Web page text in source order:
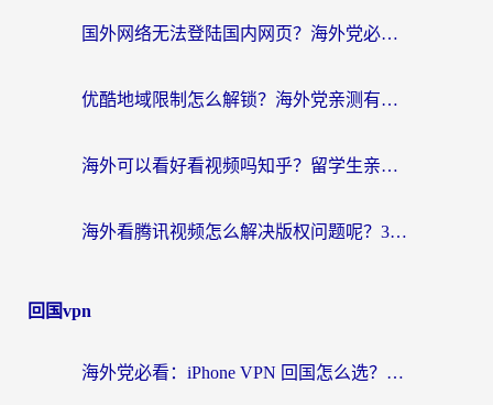
国外网络无法登陆国内网页？海外党必看：选对回国加速器实现无缝访问
优酷地域限制怎么解锁？海外党亲测有效的追剧自由指南
海外可以看好看视频吗知乎？留学生亲测有效的回国追剧解决方案
海外看腾讯视频怎么解决版权问题呢？3步让你轻松解锁国内影视自由
回国vpn
海外党必看：iPhone VPN 回国怎么选？一篇搞定无缝访问国内资源